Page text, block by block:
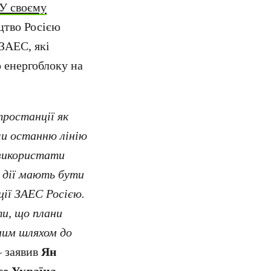
своєму
Росією
які
на
як
останню лінію
дії мають бути
ЗАЕС Росією.
що плани
шляхом до
Ян